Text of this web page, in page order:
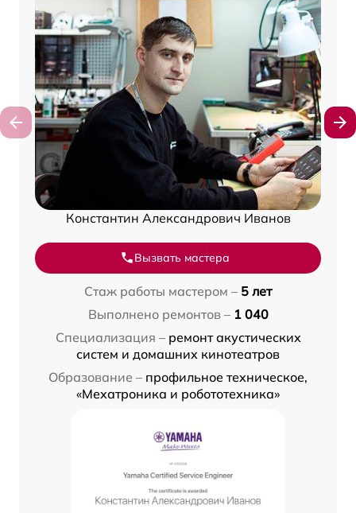
Константин Александрович Иванов
Вызвать мастера
Стаж работы мастером – 5 лет
Выполнено ремонтов – 1 040
Специализация – ремонт акустических
систем и домашних кинотеатров
Образование – профильное техническое,
«Мехатроника и робототехника»